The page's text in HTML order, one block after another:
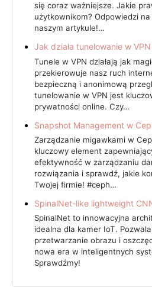
się coraz ważniejsze. Jakie
użytkownikom? Odpowiedzi
naszym artykule!…
Jak działa tunelowanie w
Tunele w VPN działają jak
przekierowuje nasz ruch
bezpieczną i anonimową
tunelowanie w VPN jest
prywatności online. Czy…
Snapshot Management w
Zarządzanie migawkami w
kluczowy element
efektywność w zarządzaniu
rozwiązania i sprawdź, jakie
Twojej firmie! #ceph…
SpinalNet-like lightweight
SpinalNet to innowacyjna
idealna dla kamer IoT.
przetwarzanie obrazu i
nowa era w inteligentnych
Sprawdźmy!